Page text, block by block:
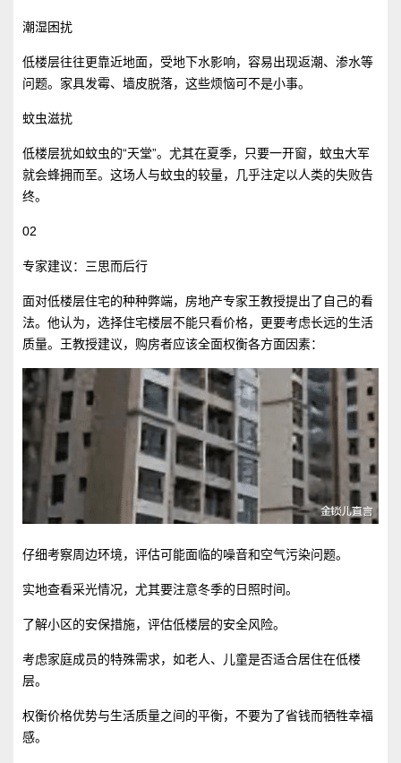
潮湿困扰
低楼层往往更靠近地面，受地下水影响，容易出现返潮、渗水等
问题。家具发霉、墙皮脱落，这些烦恼可不是小事。
蚊虫滋扰
低楼层犹如蚊虫的“天堂”。尤其在夏季，只要一开窗，蚊虫大军
就会蜂拥而至。这场人与蚊虫的较量，几乎注定以人类的失败告
终。
02
专家建议：三思而后行
面对低楼层住宅的种种弊端，房地产专家王教授提出了自己的看
法。他认为，选择住宅楼层不能只看价格，更要考虑长远的生活
质量。王教授建议，购房者应该全面权衡各方面因素：
仔细考察周边环境，评估可能面临的噪音和空气污染问题。
实地查看采光情况，尤其要注意冬季的日照时间。
了解小区的安保措施，评估低楼层的安全风险。
考虑家庭成员的特殊需求，如老人、儿童是否适合居住在低楼
层。
权衡价格优势与生活质量之间的平衡，不要为了省钱而牺牲幸福
感。